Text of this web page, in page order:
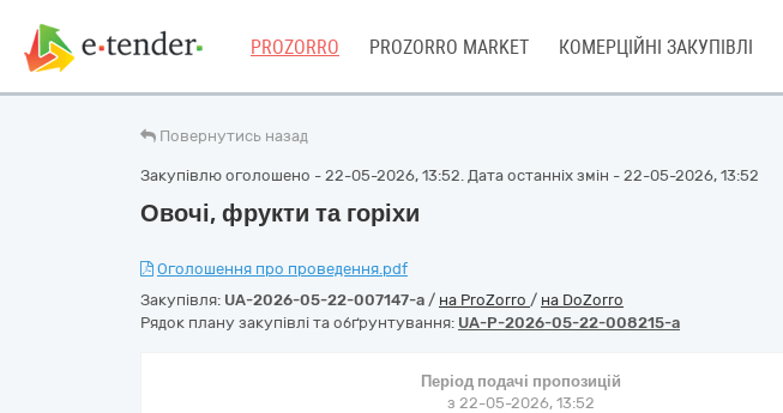
PROZORRO PROZORRO MARKET КОМЕРЦІЙНІ ЗАКУПІВЛІ
Повернутись назад
Закупівлю оголошено - 22-05-2026, 13:52. Дата останніх змін - 22-05-2026, 13:52
Овочі, фрукти та горіхи
Оголошення про проведення.pdf
Закупівля: UA-2026-05-22-007147-a / на ProZorro / на DoZorro
Рядок плану закупівлі та обґрунтування: UA-P-2026-05-22-008215-a
Період подачі пропозицій
з 22-05-2026, 13:52